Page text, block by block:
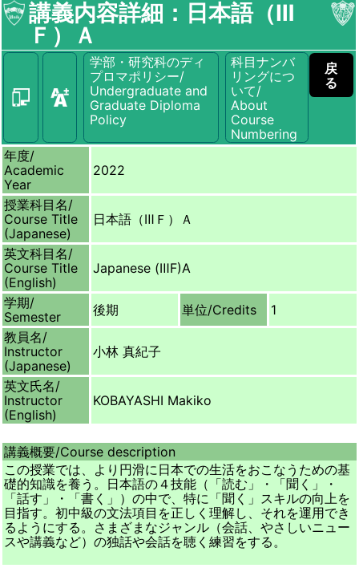
講義内容詳細：日本語（Ⅲ
Ｆ）Ａ
学部・研究科のディ
プロマポリシー/
Undergraduate and
Graduate Diploma
Policy
科目ナンバ
リングにつ
いて/
About
Course
Numbering
戻
る
年度/
Academic
Year
2022
授業科目名/
Course Title
(Japanese)
日本語（ⅢＦ）Ａ
英文科目名/
Course Title
(English)
Japanese (ⅢF)A
学期/
Semester
後期 単位/Credits
1
教員名/
Instructor
(Japanese)
小林 真紀子
英文氏名/
Instructor
(English)
KOBAYASHI Makiko
講義概要/Course description
この授業では、より円滑に日本での生活をおこなうための基
礎的知識を養う。日本語の４技能（「読む」・「聞く」・
「話す」・「書く」）の中で、特に「聞く」スキルの向上を
目指す。初中級の文法項目を正しく理解し、それを運用でき
るようにする。さまざまなジャンル（会話、やさしいニュー
スや講義など）の独話や会話を聴く練習をする。